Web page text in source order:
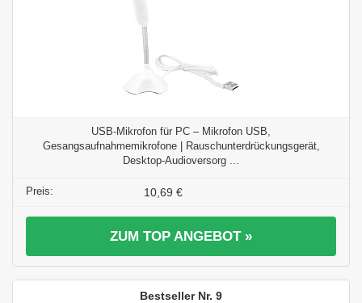
USB-Mikrofon für PC – Mikrofon USB,
Gesangsaufnahmemikrofone | Rauschunterdrückungsgerät,
Desktop-Audioversorg ...
10,69 €
ZUM TOP ANGEBOT »
9